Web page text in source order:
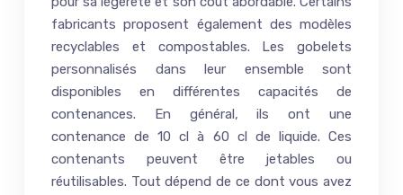
fabricants proposent également des modèles
recyclables et compostables. Les gobelets
personnalisés dans leur ensemble sont
disponibles en différentes capacités de
contenances. En général, ils ont une
contenance de 10 cl à 60 cl de liquide. Ces
contenants peuvent être jetables ou
réutilisables. Tout dépend de ce dont vous avez